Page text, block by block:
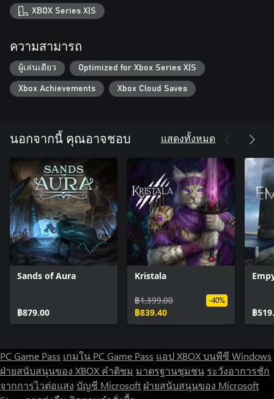
Hardcore Combat Experience:
Combat is dangerous and will push you to your limits.
must keep in mind at all times. Expect to be challenged.
Epic Boss Fights:
Be prepared for memorable boss fights with unique soundtracks.
Bosses ramp the danger levels even higher and ensure a thrilling
RPG Progression and Playstyle Versatility:
Choose a class and progress into your perfect playstyle. But
XBOX Series X|S
ความสามารถ
ผู้เล่นเดียว Optimized for Xbox Series X|S
Xbox Achievements Xbox Cloud Saves
นอกจากนี้ คุณอาจชอบ แสดงทั้งหมด
Sands of Aura
฿879.00
Kristala
฿1,399.00
฿839.40
-40%
฿
PC Game Pass เกมใน PC Game Pass แอป XBOX บนพีซี Windows
ฝ่ายสนับสนุนของ XBOX คำติชม มาตรฐานชุมชน ระวังอาการชัก
จากการไวต่อแสง บัญชี Microsoft ฝ่ายสนับสนุนของ Microsoft